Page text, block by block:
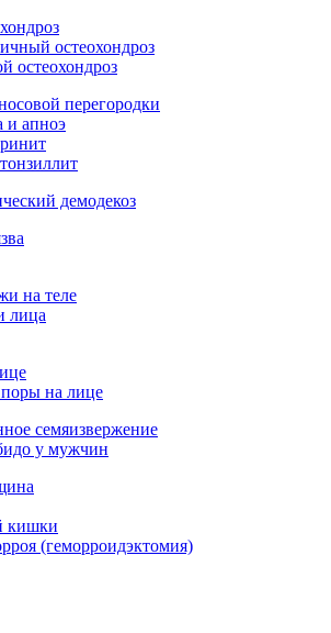
остеохондроз
остеохондроз
перегородки
и апноэ
демодекоз
на теле
лица
на лице
семяизвержение
у мужчин
кишки
(геморроидэктомия)